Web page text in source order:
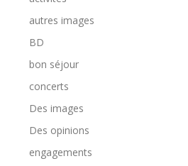
autres images
BD
bon séjour
concerts
Des images
Des opinions
engagements